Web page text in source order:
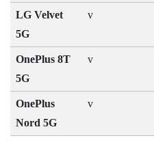
LG Velvet
5G
v
OnePlus 8T
5G
v
OnePlus
Nord 5G
v